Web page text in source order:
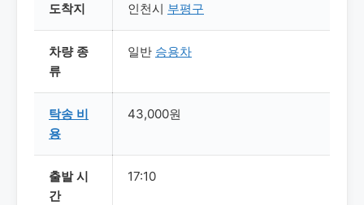
도착지 인천시 부평구
차량 종
류
일반 승용차
탁송 비
용
43,000원
출발 시
간
17:10